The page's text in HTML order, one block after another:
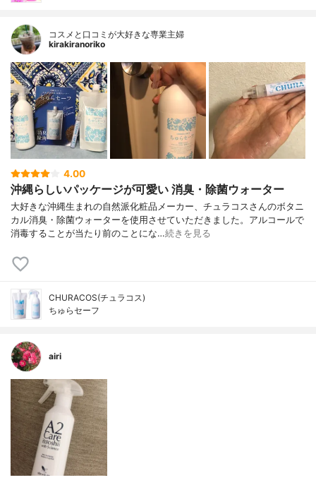
コスメと口コミが大好きな専業主婦
kirakiranoriko
4.00
沖縄らしいパッケージが可愛い 消臭・除菌ウォーター
大好きな沖縄生まれの自然派化粧品メーカー、チュラコスさんのボタニ
カル消臭・除菌ウォーターを使用させていただきました。アルコールで
消毒することが当たり前のことにな…続きを見る
CHURACOS(チュラコス)
ちゅらセーフ
airi